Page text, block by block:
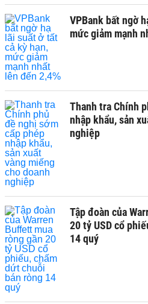
VPBank bất ngờ
mức giảm mạnh
Thanh tra Chính
nhập khẩu, sản
nghiệp
Tập đoàn của
20 tỷ USD cổ
14 quý